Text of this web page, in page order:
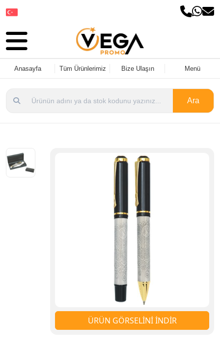
Anasayfa Tüm Ürünlerimiz Bize Ulaşın Menü
Ara
ÜRÜN GÖRSELİNİ İNDİR